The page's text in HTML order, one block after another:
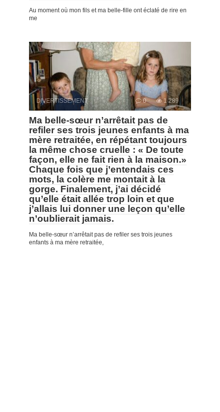
Au moment où mon fils et ma belle-fille ont éclaté de rire en
me
DIVERTISSEMENT 0 1 289
Ma belle-sœur n’arrêtait pas de
refiler ses trois jeunes enfants à ma
mère retraitée, en répétant toujours
la même chose cruelle : « De toute
façon, elle ne fait rien à la maison.»
Chaque fois que j’entendais ces
mots, la colère me montait à la
gorge. Finalement, j’ai décidé
qu’elle était allée trop loin et que
j’allais lui donner une leçon qu’elle
n’oublierait jamais.
Ma belle-sœur n’arrêtait pas de refiler ses trois jeunes
enfants à ma mère retraitée,